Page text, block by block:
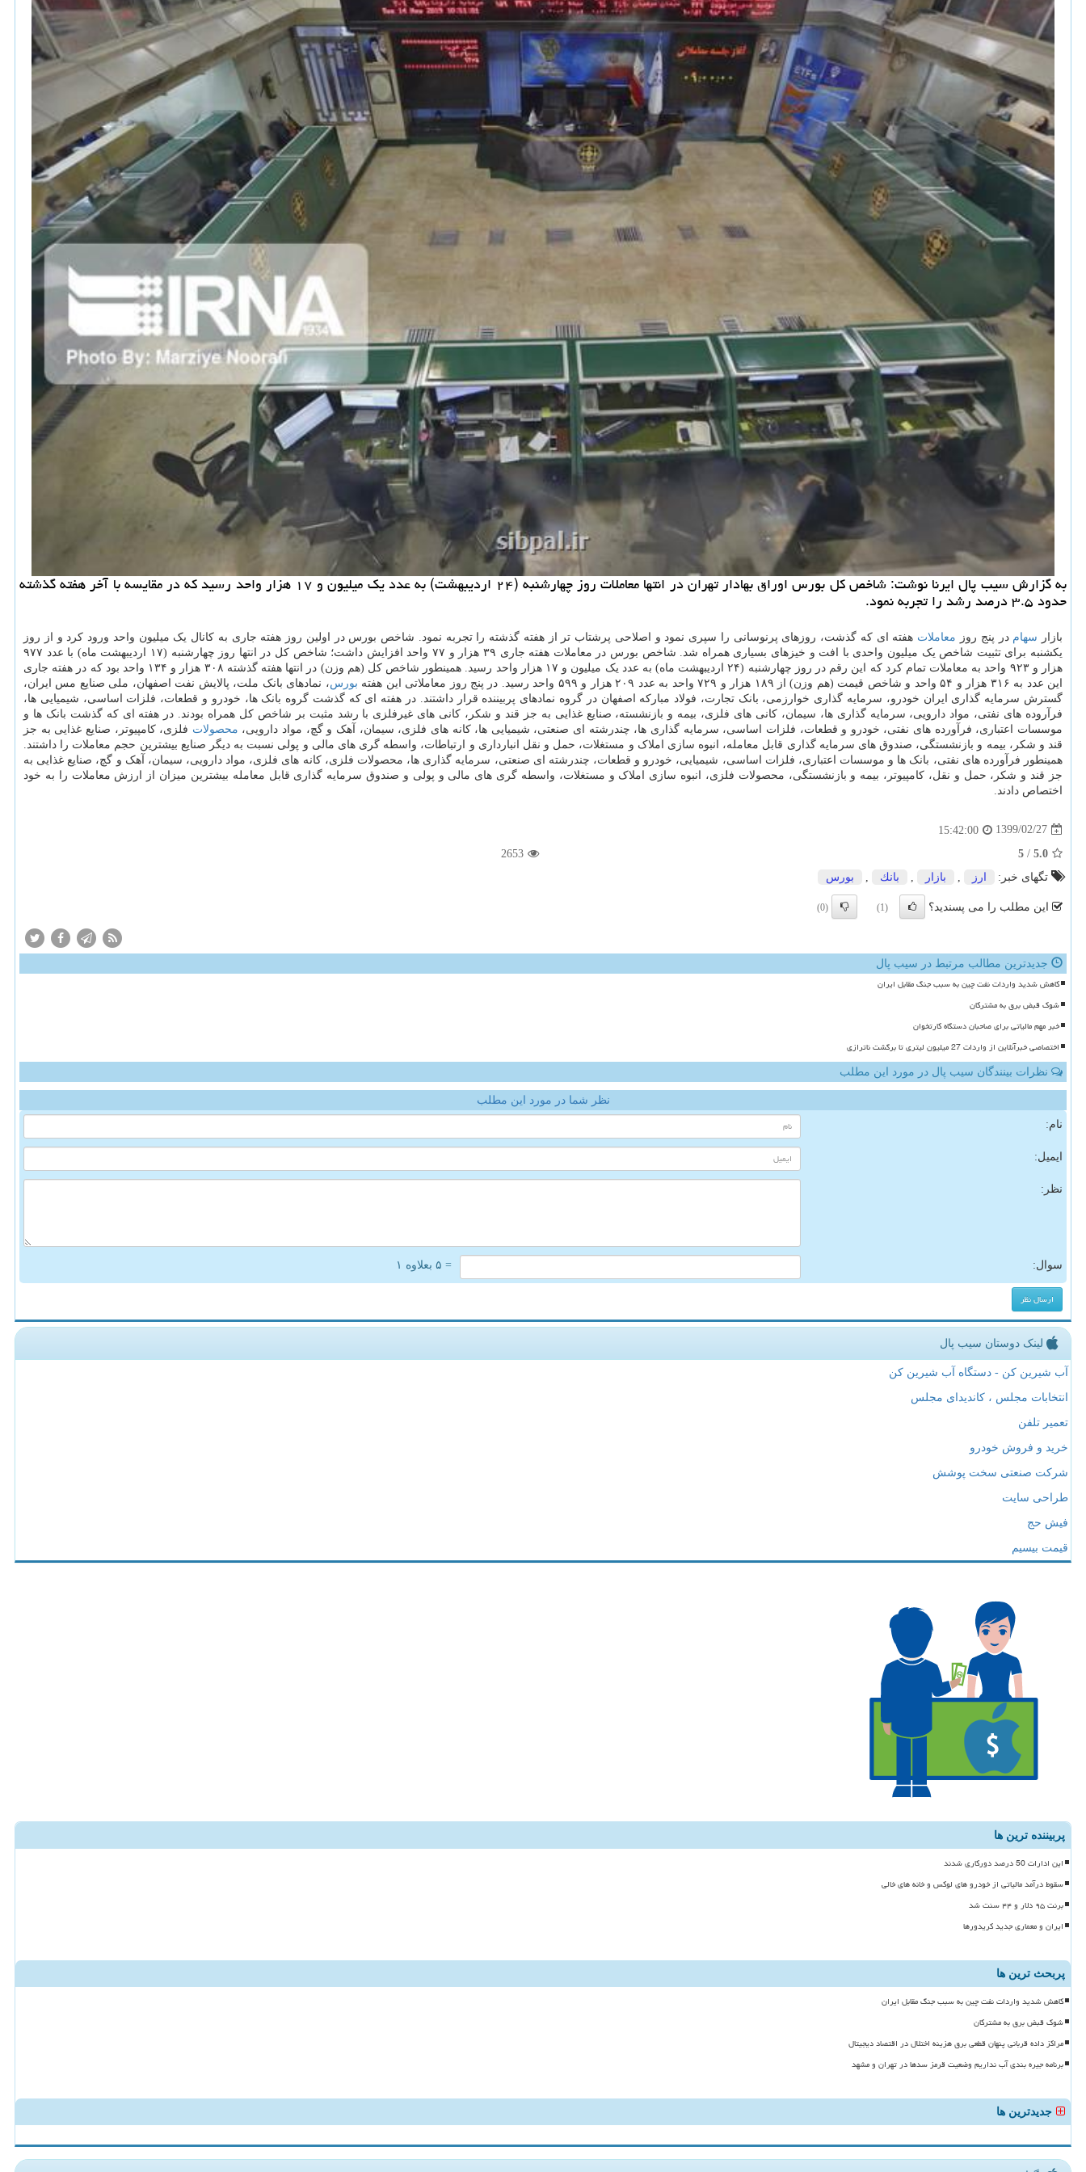
به گزارش سیب پال ایرنا نوشت: شاخص كل بورس اوراق بهادار تهران در انتها معاملات روز چهارشنبه (۲۴ اردیبهشت) به عدد یك میلیون و ۱۷ هزار واحد رسید كه در مقایسه با آخر هفته گذشته
حدود ۳.۵ درصد رشد را تجربه نمود.
بازار سهام در پنج روز معاملات هفته ای که گذشت، روزهای پرنوسانی را سپری نمود و اصلاحی پرشتاب تر از هفته گذشته را تجربه نمود. شاخص بورس در اولین روز هفته جاری به کانال یک میلیون واحد ورود کرد و از روز
یکشنبه برای تثبیت شاخص یک میلیون واحدی با افت و خیزهای بسیاری همراه شد. شاخص بورس در معاملات هفته جاری ۳۹ هزار و ۷۷ واحد افزایش داشت؛ شاخص کل در انتها روز چهارشنبه (۱۷ اردیبهشت ماه) با عدد ۹۷۷
هزار و ۹۲۳ واحد به معاملات تمام کرد که این رقم در روز چهارشنبه (۲۴ اردیبهشت ماه) به عدد یک میلیون و ۱۷ هزار واحد رسید. همینطور شاخص کل (هم وزن) در انتها هفته گذشته ۳۰۸ هزار و ۱۳۴ واحد بود که در هفته جاری
این عدد به ۳۱۶ هزار و ۵۴ واحد و شاخص قیمت (هم وزن) از ۱۸۹ هزار و ۷۲۹ واحد به عدد ۲۰۹ هزار و ۵۹۹ واحد رسید. در پنج روز معاملاتی این هفته
بورس، نمادهای بانک ملت، پالایش نفت اصفهان، ملی صنایع مس ایران،
گسترش سرمایه گذاری ایران خودرو، سرمایه گذاری خوارزمی، بانک تجارت، فولاد مبارکه اصفهان در گروه نمادهای پربیننده قرار داشتند. در هفته ای که گذشت گروه بانک ها، خودرو و قطعات، فلزات اساسی، شیمیایی ها،
فرآروده های نفتی، مواد دارویی، سرمایه گذاری ها، سیمان، کانی های فلزی، بیمه و بازنشسته، صنایع غذایی به جز قند و شکر، کانی های غیرفلزی با رشد مثبت بر شاخص کل همراه بودند. در هفته ای که گذشت بانک ها و
موسسات اعتباری، فرآورده های نفتی، خودرو و قطعات، فلزات اساسی، سرمایه گذاری ها، چندرشته ای صنعتی، شیمیایی ها، کانه های فلزی، سیمان، آهک و گچ، مواد دارویی، محصولات فلزی، کامپیوتر، صنایع غذایی به جز
قند و شکر، بیمه و بازنشستگی، صندوق های سرمایه گذاری قابل معامله، انبوه سازی املاک و مستغلات، حمل و نقل انبارداری و ارتباطات، واسطه گری های مالی و پولی نسبت به دیگر صنایع بیشترین حجم معاملات را داشتند.
همینطور فرآورده های نفتی، بانک ها و موسسات اعتباری، فلزات اساسی، شیمیایی، خودرو و قطعات، چندرشته ای صنعتی، سرمایه گذاری ها، محصولات فلزی، کانه های فلزی، مواد دارویی، سیمان، آهک و گچ، صنایع غذایی به
جز قند و شکر، حمل و نقل، کامپیوتر، بیمه و بازنشستگی، محصولات فلزی، انبوه سازی املاک و مستغلات، واسطه گری های مالی و پولی و صندوق سرمایه گذاری قابل معامله بیشترین میزان از ارزش معاملات را به خود
اختصاص دادند.
1399/02/27
15:42:00
5.0
/
5
2653
تگهای خبر:
ارز , بازار , بانك , بورس
این مطلب را می پسندید؟ (1)
(0)
جدیدترین مطالب مرتبط در سیب پال
کاهش شدید واردات نفت چین به سبب جنگ مقابل ایران
شوک قبض برق به مشترکان
خبر مهم مالیاتی برای صاحبان دستگاه کارتخوان
اختصاصی خبرآنلاین از واردات 27 میلیون لیتری تا برگشت ناترازی
نظرات بینندگان سیب پال در مورد این مطلب
نظر شما در مورد این مطلب
نام:
ایمیل:
نظر:
سوال: = ۵ بعلاوه ۱
لینک دوستان سیب پال
آب شیرین کن - دستگاه آب شیرین کن
انتخابات مجلس ، کاندیدای مجلس
تعمیر تلفن
خرید و فروش خودرو
شرکت صنعتی سخت پوشش
طراحی سایت
فیش حج
قیمت بیسیم
پربیننده ترین ها
این ادارات 50 درصد دورکاری شدند
سقوط درآمد مالیاتی از خودرو های لوکس و خانه های خالی
برنت ۹۵ دلار و ۴۴ سنت شد
ایران و معماری جدید کریدورها
پربحث ترین ها
کاهش شدید واردات نفت چین به سبب جنگ مقابل ایران
شوک قبض برق به مشترکان
مراکز داده قربانی پنهان قطعی برق هزینه اختلال در اقتصاد دیجیتال
برنامه جیره بندی آب نداریم وضعیت قرمز سدها در تهران و مشهد
جدیدترین ها